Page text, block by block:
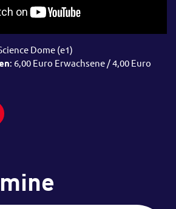
Dome (e1)
: 6,00 Euro Erwachsene / 4,00 Euro